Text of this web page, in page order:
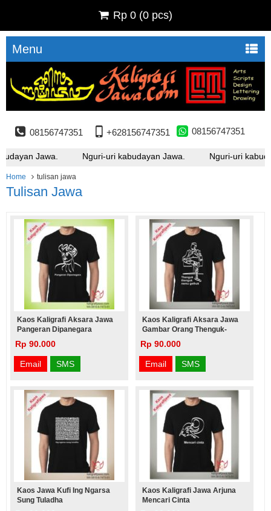
Menu
08156747351 +628156747351 08156747351
Rp 0 (0 pcs)
Jawa. Nguri-uri kabudayan Jawa. Nguri-uri
Home tulisan jawa
Tulisan Jawa
Kaos Kaligrafi Aksara Jawa
Pangeran Dipanegara
Rp 90.000
Email SMS
Kaos Kaligrafi Aksara Jawa
Gambar Orang Thenguk-
Thenguk
Rp 90.000
Email SMS
Kaos Jawa Kufi Ing Ngarsa
Sung Tuladha
Kaos Kaligrafi Jawa Arjuna
Mencari Cinta